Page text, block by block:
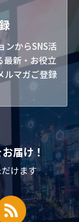
ンからSNS活
最新・お役立
ルマガご登録
届け！
けます